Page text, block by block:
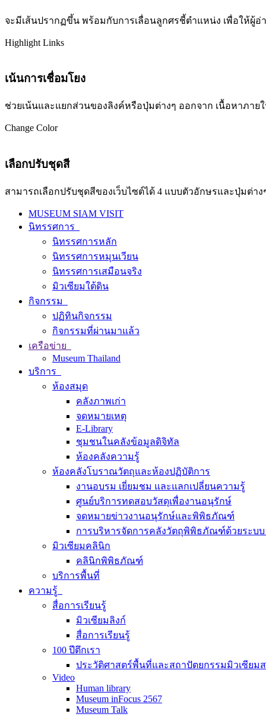
จะมีเส้นปรากฏขึ้น พร้อมกับการเลื่อนลูกศรชี้ตำแหน่ง เพื่อให้ผู้
Highlight Links
เน้นการเชื่อมโยง
ช่วยเน้นและแยกส่วนของลิงค์หรือปุ่มต่างๆ ออกจาก เนื้อหาภาย
Change Color
เลือกปรับชุดสี
สามารถเลือกปรับชุดสีของเว็บไซต์ได้ 4 แบบตัวอักษรและปุ่มต่า
MUSEUM SIAM VISIT
นิทรรศการ
นิทรรศการหลัก
นิทรรศการหมุนเวียน
นิทรรศการเสมือนจริง
มิวเซียมใต้ดิน
กิจกรรม
ปฏิทินกิจกรรม
กิจกรรมที่ผ่านมาแล้ว
เครือข่าย
Museum Thailand
บริการ
ห้องสมุด
คลังภาพเก่า
จดหมายเหตุ
E-Library
ชุมชนในคลังข้อมูลดิจิทัล
ห้องคลังความรู้
ห้องคลังโบราณวัตถุและห้องปฏิบัติการ
งานอบรม เยี่ยมชม และแลกเปลี่ยนความรู้
ศูนย์บริการทดสอบวัสดุเพื่องานอนุรักษ์
จดหมายข่าวงานอนุรักษ์และพิพิธภัณฑ์
การบริหารจัดการคลังวัตถุพิพิธภัณฑ์ด้วยระบบ
มิวเซียมคลินิก
คลินิกพิพิธภัณฑ์
บริการพื้นที่
ความรู้
สื่อการเรียนรู้
มิวเซียมลิงก์
สื่อการเรียนรู้
100 ปีตึกเรา
ประวัติศาสตร์พื้นที่และสถาปัตยกรรมมิวเซียม
Video
Human library
Museum inFocus 2567
Museum Talk